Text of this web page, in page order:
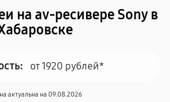
на av-ресивере Sony в
от 1920 рублей*
актуальна на 09.08.2026